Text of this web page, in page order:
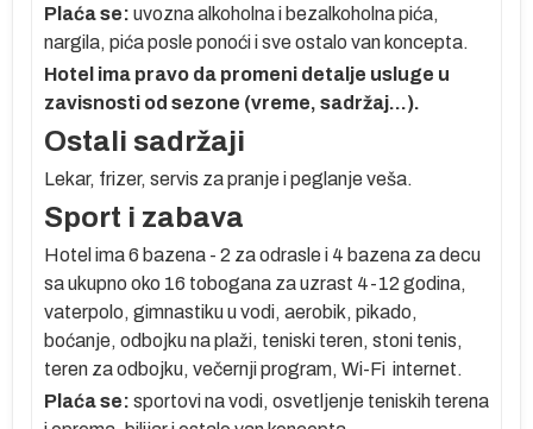
Plaća se: uvozna alkoholna i bezalkoholna pića,
nargila, pića posle ponoći i sve ostalo van koncepta.
Hotel ima pravo da promeni detalje usluge u
zavisnosti od sezone (vreme, sadržaj…).
Ostali sadržaji
Lekar, frizer, servis za pranje i peglanje veša.
Sport i zabava
Hotel ima 6 bazena - 2 za odrasle i 4 bazena za decu
sa ukupno oko 16 tobogana za uzrast 4-12 godina,
vaterpolo, gimnastiku u vodi, aerobik, pikado,
boćanje, odbojku na plaži, teniski teren, stoni tenis,
teren za odbojku, večernji program, Wi-Fi internet.
Plaća se: sportovi na vodi, osvetljenje teniskih terena